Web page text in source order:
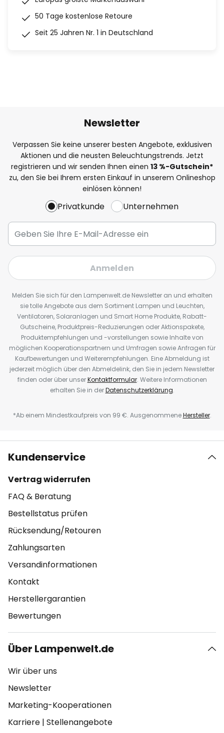
50 Tage kostenlose Retoure
Seit 25 Jahren Nr. 1 in Deutschland
Newsletter
Verpassen Sie keine unserer besten Angebote, exklusiven
Aktionen und die neusten Beleuchtungstrends. Jetzt
registrieren und wir senden Ihnen einen 13 %-Gutschein*
zu, den Sie bei Ihrem ersten Einkauf in unserem Onlineshop
einlösen können!
Privatkunde Unternehmen
Anmelden
Melden Sie sich für den Lampenwelt.de Newsletter an und erhalten
sie tolle Angebote aus dem Sortiment Lampen und Leuchten,
Ventilatoren, Solaranlagen und Smart Home Produkte, Rabatt-
Gutscheine, Produktpreis-Reduzierungen oder Aktionspakete,
Produktempfehlungen und -vorstellungen sowie Inhalte von
möglichen Kooperationspartnern und Umfragen sowie Anfragen für
Kaufbewertungen und Weiterempfehlungen. Eine Abmeldung ist
jederzeit möglich über den Abmeldelink, den Sie in jedem Newsletter
finden oder über unserKontaktformular. Weitere Informationen
erhalten Sie in derDatenschutzerklärung.
*Ab einem Mindestkaufpreis von 99 €. AusgenommeneHersteller.
Kundenservice
Vertrag widerrufen
FAQ & Beratung
Bestellstatus prüfen
Rücksendung/Retouren
Zahlungsarten
Versandinformationen
Kontakt
Herstellergarantien
Bewertungen
Über Lampenwelt.de
Wir über uns
Newsletter
Marketing-Kooperationen
Karriere | Stellenangebote